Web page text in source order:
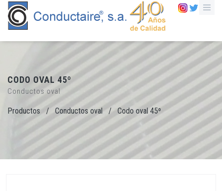
CODO OVAL 45º
Conductos oval
Productos / Conductos oval / Codo oval 45º